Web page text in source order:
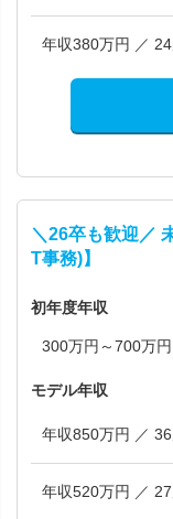
＼26卒も歓迎／
T事務)】
初年度年収
300万円～700万円
モデル年収